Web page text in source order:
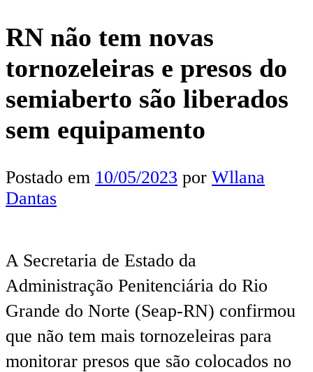
RN não tem novas
tornozeleiras e presos do
semiaberto são liberados
sem equipamento
Postado em 10/05/2023 por Wllana
Dantas
A Secretaria de Estado da
Administração Penitenciária do Rio
Grande do Norte (Seap-RN) confirmou
que não tem mais tornozeleiras para
monitorar presos que são colocados no